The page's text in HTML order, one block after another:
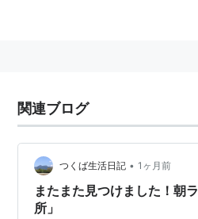
関連ブログ
つくば生活日記 • 1ヶ月前
またまた見つけました！朝
所」